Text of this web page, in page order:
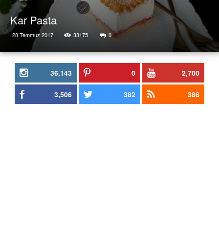
Kar Pasta
28 Temmuz 2017 33175 0
36,143 0 2,700
3,506 382 386